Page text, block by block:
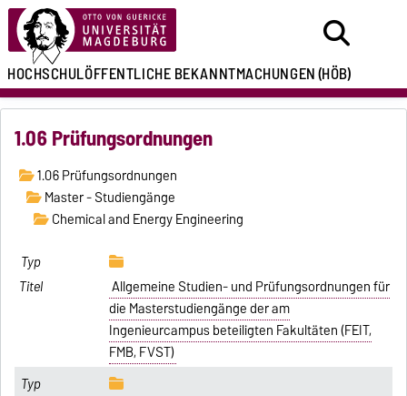
HOCHSCHULÖFFENTLICHEBEKANNTMACHUNGEN(HÖB)
1.06 Prüfungsordnungen
1.06 Prüfungsordnungen
Master - Studiengänge
Chemical and Energy Engineering
Allgemeine Studien- und Prüfungsordnungen für
die Masterstudiengänge der am
Ingenieurcampus beteiligten Fakultäten (FEIT,
FMB, FVST)